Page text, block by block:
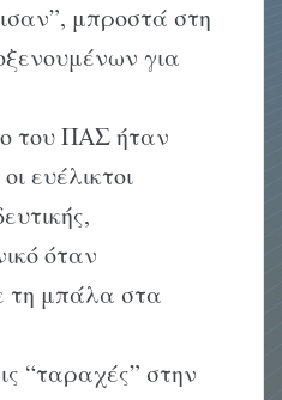
μπροστά στη
για
του ΠAΣ ήταν
ευέλικτοι
όταν
τη μπάλα στα
“ταραχές” στην